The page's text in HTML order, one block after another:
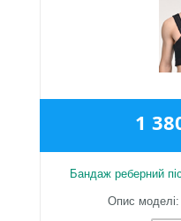
1
Бандаж реберний
Опис моделі: